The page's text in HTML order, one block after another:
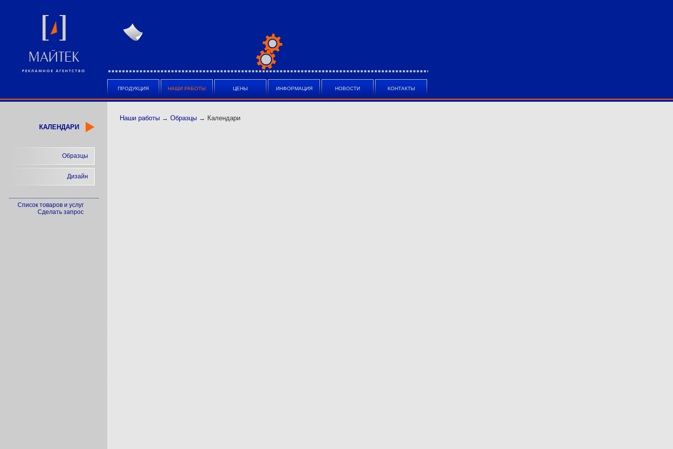
ПРОДУКЦИЯ НАШИ РАБОТЫ ЦЕНЫ ИНФОРМАЦИЯ НОВОСТИ КОНТАКТЫ
КАЛЕНДАРИ
Образцы
Дизайн
Список товаров и услуг
Сделать запрос
Наши работы → Образцы → Календари